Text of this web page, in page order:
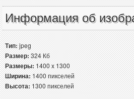
Информация об
Тип:jpeg
Размер:324 Кб
Размеры:1400 x 1300
Ширина:1400 пикселей
Высота:1300 пикселей